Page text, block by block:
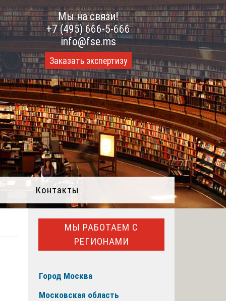
Мы на связи!
+7 (495) 666-5-666
info@fse.ms
Заказать экспертизу
Контакты
МЫ РАБОТАЕМ С
РЕГИОНАМИ
Город Москва
Московская область